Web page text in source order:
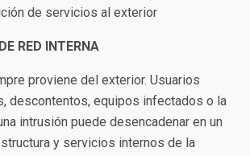
de servicios al exterior
RED INTERNA
proviene del exterior. Usuarios
descontentos, equipos infectados o la
intrusión puede desencadenar en un
y servicios internos de la